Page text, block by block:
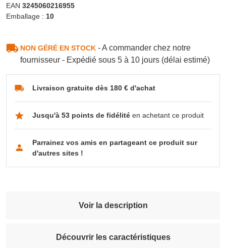
EAN 3245060216955
Emballage : 10
NON GÉRÉ EN STOCK- A commander chez notre
fournisseur - Expédié sous 5 à 10 jours (délai estimé)
Livraison gratuite dès 180 € d'achat
Jusqu'à 53 points de fidélitéen achetant ce produit
Parrainez vos amis en partageant ce produit sur
d'autres sites !
Voir la description
Découvrir les caractéristiques